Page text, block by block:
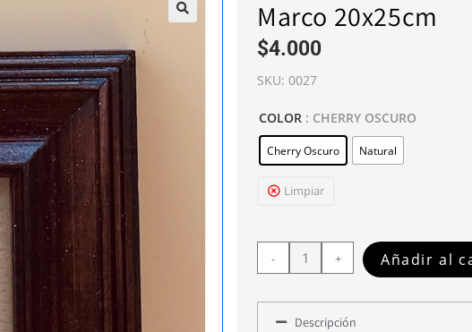
Marco 20x25cm
$4.000
SKU: 0027
COLOR : CHERRY OSCURO
Cherry Oscuro Natural
Limpiar
- + Añadir al
Descripción